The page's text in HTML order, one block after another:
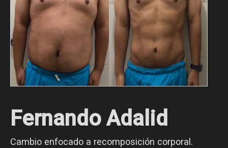
Fernando Adalid
Cambio enfocado a recomposición corporal.